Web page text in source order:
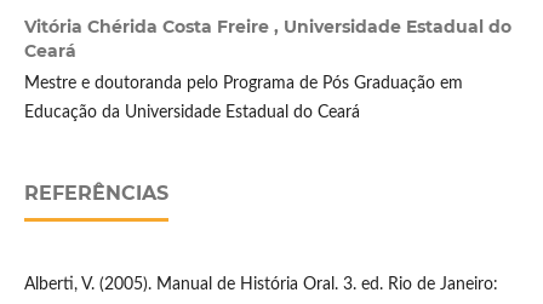
Vitória Chérida Costa Freire , Universidade Estadual do
Ceará
Mestre e doutoranda pelo Programa de Pós Graduação em
Educação da Universidade Estadual do Ceará
REFERÊNCIAS
Alberti, V. (2005). Manual de História Oral. 3. ed. Rio de Janeiro: